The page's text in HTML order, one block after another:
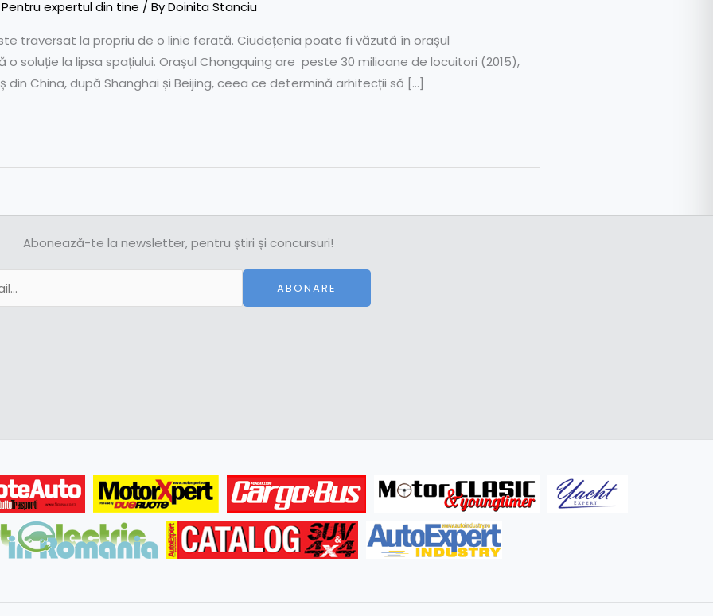
Pentru expertul din tine / ByDoinita Stanciu
traversat la propriu de o linie ferată. Ciudețenia poate fi văzută în orașul
o soluție la lipsa spațiului. Orașul Chongquing are peste 30 milioane de locuitori (2015),
din China, după Shanghai și Beijing, ceea ce determină arhitecții să […]
Abonează-te la newsletter, pentru știri și concursuri!
ABONARE